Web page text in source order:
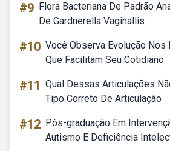
#9 Flora Bacteriana De Padrão
De Gardnerella Vaginallis
#10 Você Observa Evolução
Que Facilitam Seu Cotidiano
#11 Qual Dessas Articulações
Tipo Correto De Articulação
#12 Pós-graduação Em
Autismo E Deficiência